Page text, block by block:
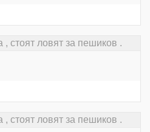
стоят ловят за пешиков .
стоят ловят за пешиков .